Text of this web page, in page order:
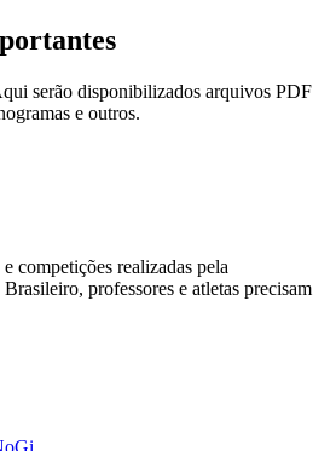
serão disponibilizados arquivos PDF
e outros.
competições realizadas pela
professores e atletas precisam